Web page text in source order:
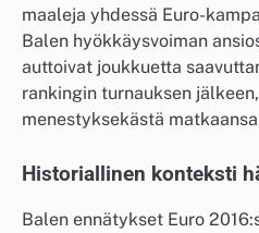
maaleja yhdessä Euro-
Balen hyökkäysvoiman
auttoivat joukkuetta
rankingin turnauksen
menestyksekästä
Historiallinen konteksti
Balen ennätykset Euro